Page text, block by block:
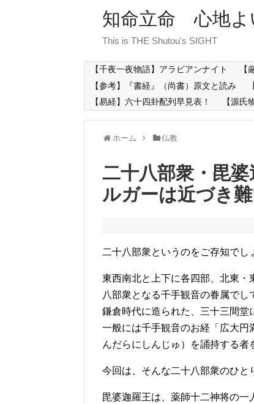
知命立命 心地よ
This is THE Shutou's SIGHT
【千夜一夜物語】アラビアンナイト
【参考】『書経』（尚書）原文と読み
【易経】六十四卦配列早見表！
【源氏
ホーム 仏教
二十八部衆・毘
ルガーは近づき難
二十八部衆というのをご存知でし
東西南北と上下に各四部、北東
八部衆となる千手観音の眷属でし
鎌倉時代に造られた、三十三間堂
一般には千手観音のお経「広大円
んだらにしんじゅ）を誦持する者
今回は、そんな二十八部衆のひと
毘婆迦羅王は、薬師十二神将の一